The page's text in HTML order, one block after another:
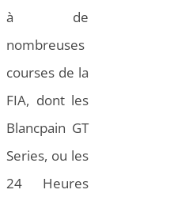
à de
nombreuses
courses de la
FIA, dont les
Blancpain GT
Series, ou les
24 Heures